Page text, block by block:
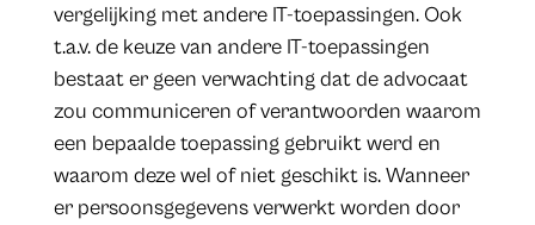
vergelijking met andere IT-toepassingen. Ook
t.a.v. de keuze van andere IT-toepassingen
bestaat er geen verwachting dat de advocaat
zou communiceren of verantwoorden waarom
een bepaalde toepassing gebruikt werd en
waarom deze wel of niet geschikt is. Wanneer
er persoonsgegevens verwerkt worden door